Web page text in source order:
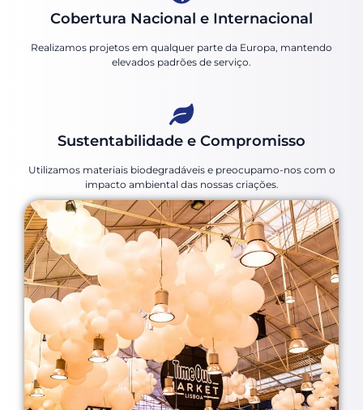
Cobertura Nacional e Internacional
Realizamos projetos em qualquer parte da Europa, mantendo
elevados padrões de serviço.
Sustentabilidade e Compromisso
Utilizamos materiais biodegradáveis e preocupamo-nos com o
impacto ambiental das nossas criações.